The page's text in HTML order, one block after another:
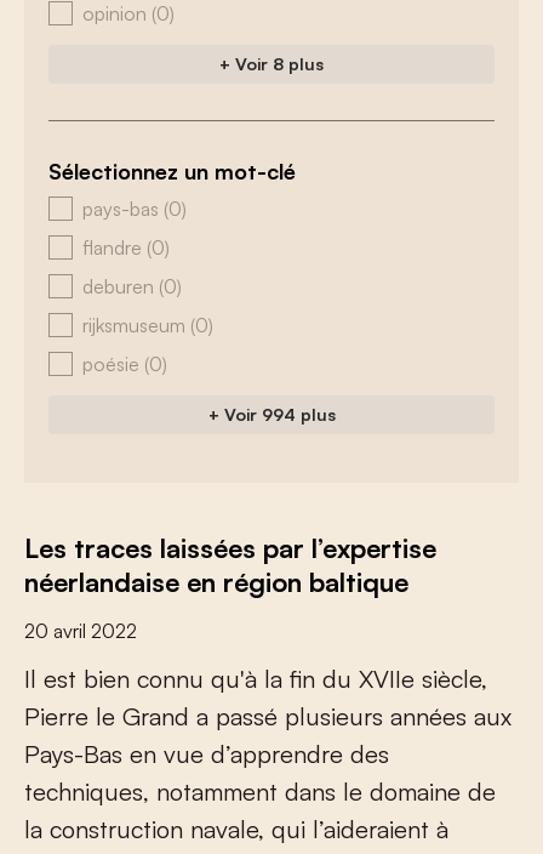
opinion (0)
+ Voir 8 plus
Sélectionnez un mot-clé
zoeken - tags
pays-bas (0)
flandre (0)
deburen (0)
rijksmuseum (0)
poésie (0)
+ Voir 994 plus
Les traces laissées par l’expertise
néerlandaise en région baltique
20 avril 2022
Il est bien connu qu'à la fn du XVIIe siècle,
Pierre le Grand a passé plusieurs années aux
Pays-Bas en vue d’apprendre des
techniques, notamment dans le domaine de
la construction navale, qui l’aideraient à